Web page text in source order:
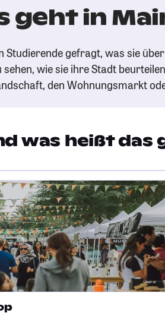
geht in
Studierende gefragt, was sie
sehen, wie sie ihre Stadt
den Wohnungsmarkt
was heißt das